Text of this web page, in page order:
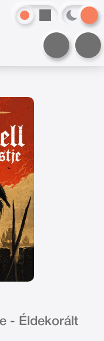
- Éldekorált